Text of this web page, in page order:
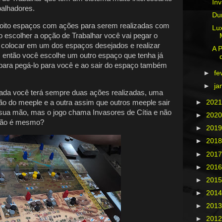
espaços com ações para serem realizadas com
escolher a opção de Trabalhar você vai pegar o
em um dos espaços desejados e realizar
você escolhe um outro espaço que tenha já
pegá-lo para você e ao sair do espaço também
você terá sempre duas ações realizadas, uma
do meeple e a outra assim que outros meeple sair
mão, mas o jogo chama Invasores de Cítia e não
é mesmo?
A
►
►
►
►
►
►
►
►
►
►
►
►